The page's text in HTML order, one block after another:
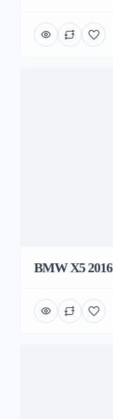
BMW X5 2016